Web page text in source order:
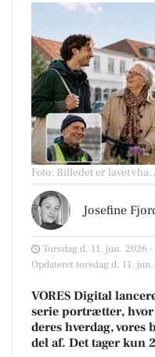
Foto: Billedet er lavet vha.
Josefine
Torsdag d. 11. jun. 2026
Opdateret torsdag d. 11.
VORES Digital
serie portrætter,
deres hverdag, vores
del af. Det tager kun